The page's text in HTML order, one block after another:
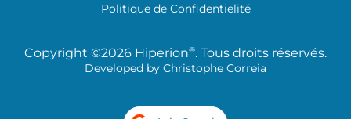
Politique de Confidentielité
Copyright ©2026 Hiperion®. Tous droits réservés.
Developed by Christophe Correia